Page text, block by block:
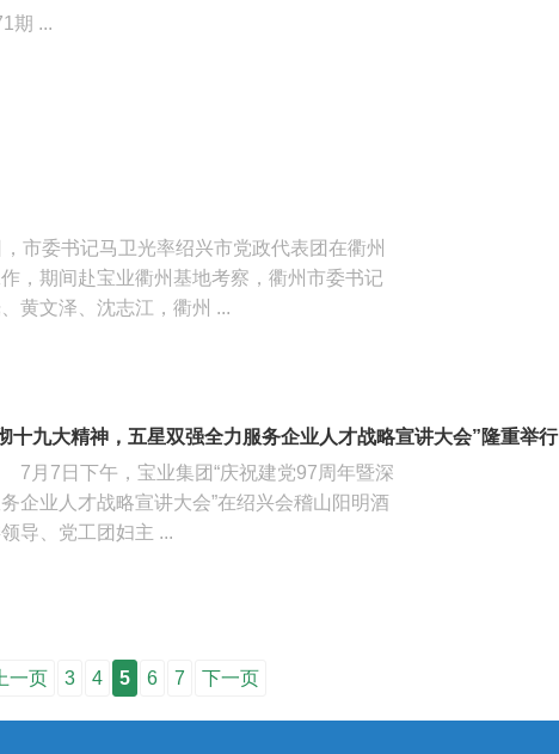
期 ...
委书记马卫光率绍兴市党政代表团在衢州
，期间赴宝业衢州基地考察，衢州市委书记
黄文泽、沈志江，衢州 ...
十九大精神，五星双强全力服务企业人才战略宣讲大会”隆重举行
7日下午，宝业集团“庆祝建党97周年暨深
企业人才战略宣讲大会”在绍兴会稽山阳明酒
导、党工团妇主 ...
上一页 3 4 5 6 7 下一页